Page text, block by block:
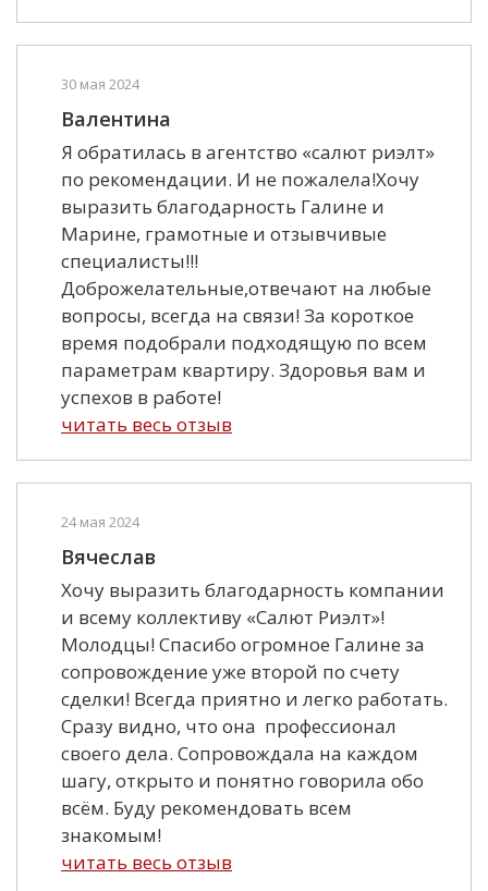
30 мая 2024
Валентина
Я обратилась в агентство «салют риэлт»
по рекомендации. И не пожалела!Хочу
выразить благодарность Галине и
Марине, грамотные и отзывчивые
специалисты!!!
Доброжелательные,отвечают на любые
вопросы, всегда на связи! За короткое
время подобрали подходящую по всем
параметрам квартиру. Здоровья вам и
успехов в работе!
читать весь отзыв
24 мая 2024
Вячеслав
Хочу выразить благодарность компании
и всему коллективу «Салют Риэлт»!
Молодцы! Спасибо огромное Галине за
сопровождение уже второй по счету
сделки! Всегда приятно и легко работать.
Сразу видно, что она профессионал
своего дела. Сопровождала на каждом
шагу, открыто и понятно говорила обо
всём. Буду рекомендовать всем
знакомым!
читать весь отзыв